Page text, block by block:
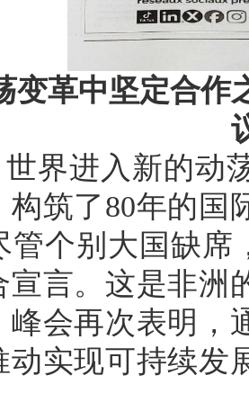
变革中坚定合
世界进入新的动
构筑了80年的国
管个别大国缺席
宣言。这是非洲
峰会再次表明，
动实现可持续发